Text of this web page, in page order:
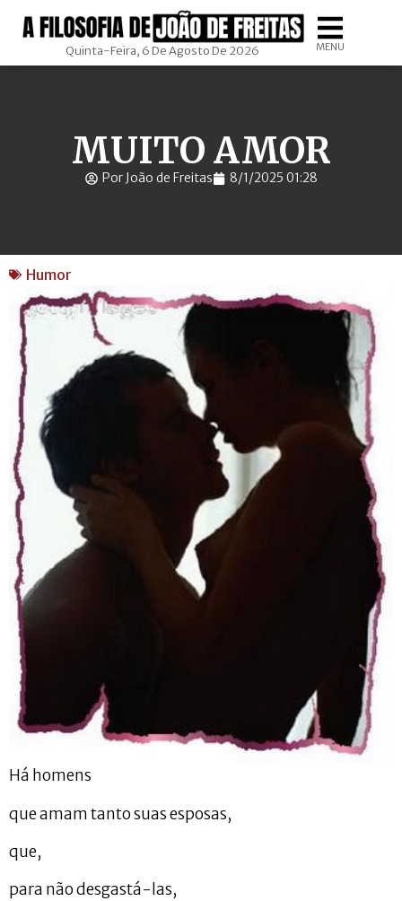
Quinta-Feira, 6 De Agosto De 2026 MENU
MUITO AMOR
Por João de Freitas 8/1/2025 01:28
Humor
Há homens
que amam tanto suas esposas,
que,
para não desgastá-las,